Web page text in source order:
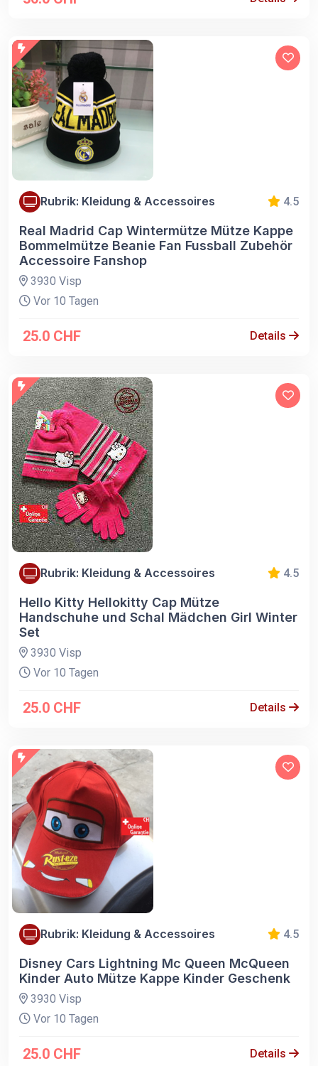
Rubrik: Kleidung & Accessoires 4.5
Real Madrid Cap Wintermütze Mütze Kappe
Bommelmütze Beanie Fan Fussball Zubehör
Accessoire Fanshop
3930 Visp
Vor 10 Tagen
25.0 CHF Details
Rubrik: Kleidung & Accessoires 4.5
Hello Kitty Hellokitty Cap Mütze
Handschuhe und Schal Mädchen Girl Winter
Set
3930 Visp
Vor 10 Tagen
25.0 CHF Details
Rubrik: Kleidung & Accessoires 4.5
Disney Cars Lightning Mc Queen McQueen
Kinder Auto Mütze Kappe Kinder Geschenk
3930 Visp
Vor 10 Tagen
25.0 CHF Details